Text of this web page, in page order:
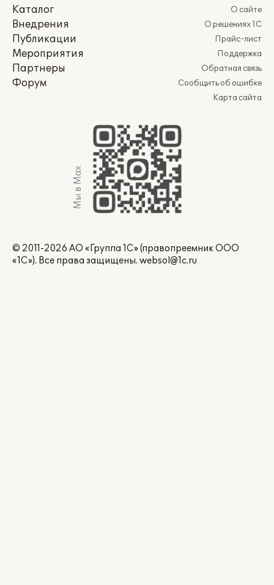
Каталог
Внедрения
Публикации
Мероприятия
Партнеры
Форум
О сайте
О решениях 1С
Прайс-лист
Поддержка
Обратная связь
Сообщить об ошибке
Карта сайта
Мы в Max
© 2011-2026 АО «Группа 1С» (правопреемник ООО
«1С»). Все права защищены. websol@1c.ru